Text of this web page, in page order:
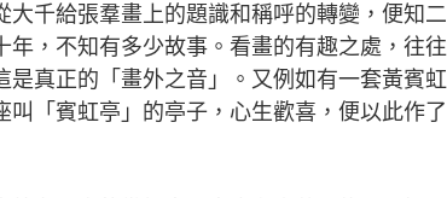
千給張羣畫上的題識和稱呼的轉變，便知二
，不知有多少故事。看畫的有趣之處，往往
真正的「畫外之音」。又例如有一套黃賓虹
「賓虹亭」的亭子，心生歡喜，便以此作了